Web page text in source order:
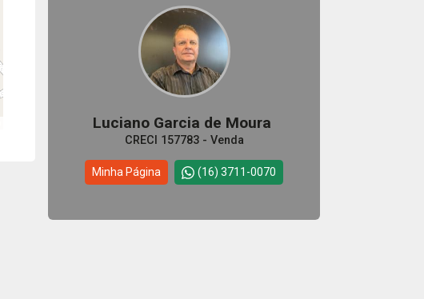
Luciano Garcia de Moura
CRECI 157783 - Venda
Minha Página (16) 3711-0070